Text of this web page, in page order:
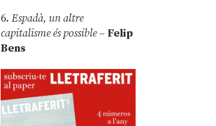
6.Espadà, un altre
capitalisme és possible – Felip
Bens